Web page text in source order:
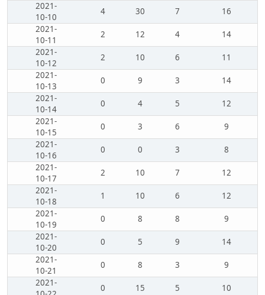
2021-
10-10
4 30 7
16
2021-
10-11
2 12 4
14
2021-
10-12
2 10 6
11
2021-
10-13
0 9 3
14
2021-
10-14
0 4 5
12
2021-
10-15
0 3 6
9
2021-
10-16
0 0 3
8
2021-
10-17
2 10 7
12
2021-
10-18
1 10 6
12
2021-
10-19
0 8 8
9
2021-
10-20
0 5 9
14
2021-
10-21
0 8 3
9
2021-
0 15 5
10